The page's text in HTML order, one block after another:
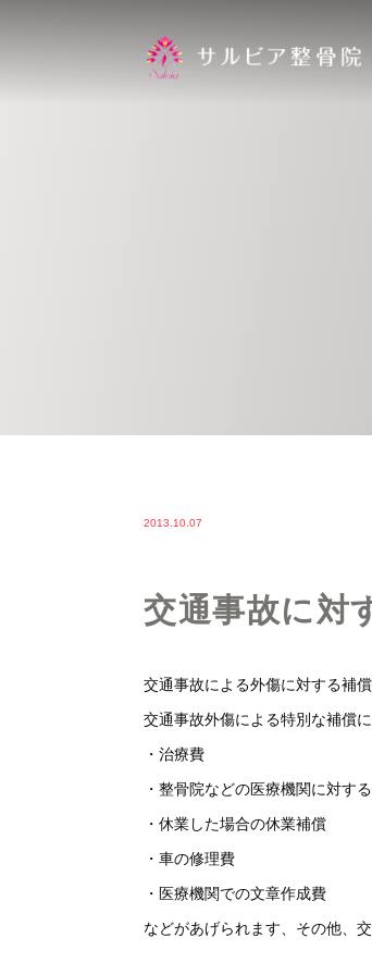
2013.10.07
交通事故に対
交通事故による外傷に対する補
交通事故外傷による特別な補償
・治療費
・整骨院などの医療機関に対す
・休業した場合の休業補償
・車の修理費
・医療機関での文章作成費
などがあげられます、その他、